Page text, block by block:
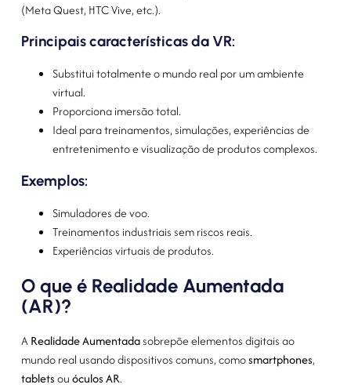
(Meta Quest, HTC Vive, etc.).
Principais características da VR:
Substitui totalmente o mundo real por um ambiente
virtual.
Proporciona imersão total.
Ideal para treinamentos, simulações, experiências de
entretenimento e visualização de produtos complexos.
Exemplos:
Simuladores de voo.
Treinamentos industriais sem riscos reais.
Experiências virtuais de produtos.
O que é Realidade Aumentada
(AR)?
ARealidade Aumentadasobrepõe elementos digitais ao
mundo real usando dispositivos comuns, comosmartphones,
tabletsouóculos AR.